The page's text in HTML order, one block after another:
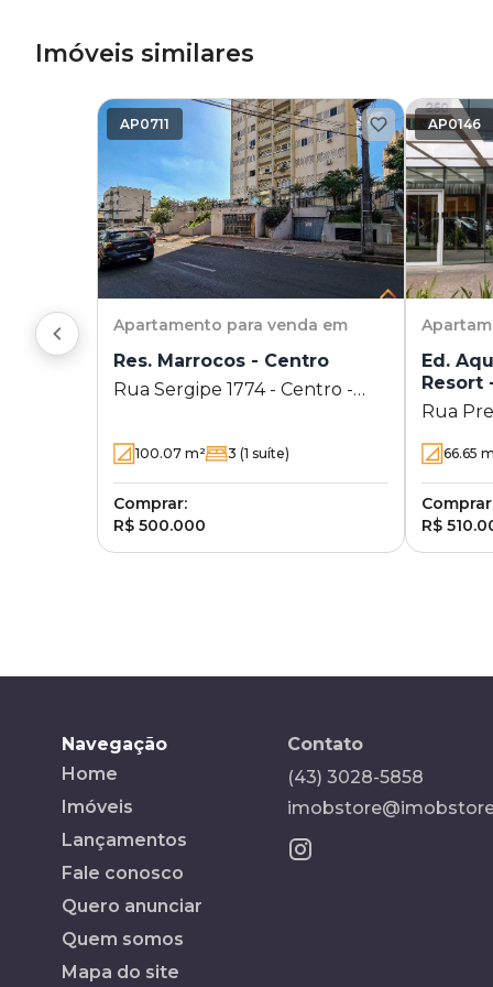
Imóveis similares
AP0711
Apartamento para venda em
Res. Marrocos - Centro
Rua Sergipe 1774 - Centro -
100.07 m² 3 (1 suíte)
Comprar:
R$ 500.000
AP0146
Ed.
Resort
Rua
66.65
R$
Navegação
Home
Imóveis
Lançamentos
Fale conosco
Quero anunciar
Quem somos
Mapa do site
Contato
(43) 3028-5858